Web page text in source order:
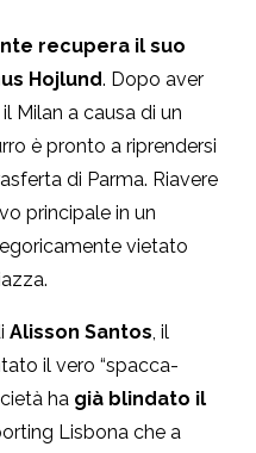
recupera il suo
Hojlund. Dopo aver
Milan a causa di un
è pronto a riprendersi
di Parma. Riavere
principale in un
vietato
Alisson Santos, il
il vero “spacca-
ha già blindato il
Lisbona che a